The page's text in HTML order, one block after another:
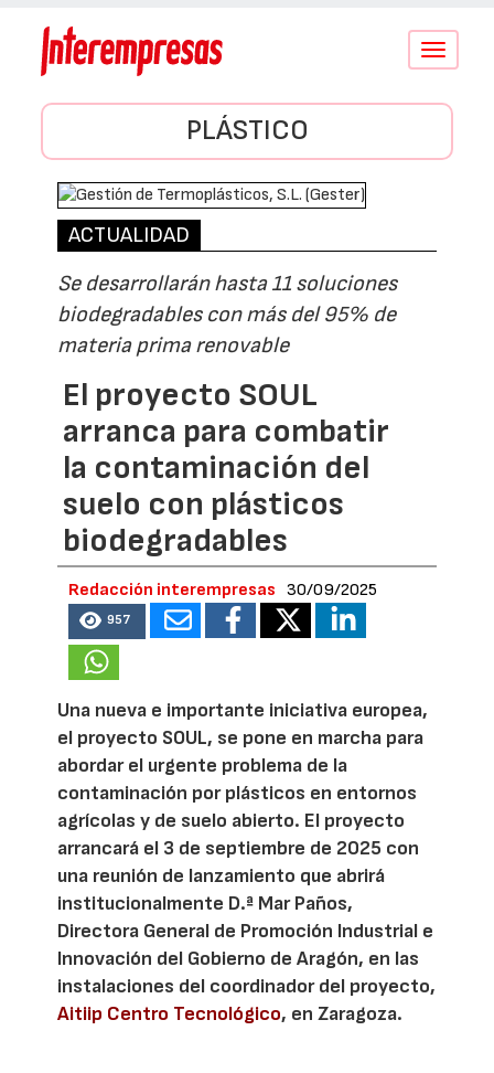
Conmutar
PLÁSTICO
ACTUALIDAD
Se desarrollarán hasta 11 soluciones
biodegradables con más del 95% de
materia prima renovable
El proyecto SOUL
arranca para combatir
la contaminación del
suelo con plásticos
biodegradables
Redacción interempresas 30/09/2025
957
Una nueva e importante iniciativa europea,
el proyecto SOUL, se pone en marcha para
abordar el urgente problema de la
contaminación por plásticos en entornos
agrícolas y de suelo abierto. El proyecto
arrancará el 3 de septiembre de 2025 con
una reunión de lanzamiento que abrirá
institucionalmente D.ª Mar Paños,
Directora General de Promoción Industrial e
Innovación del Gobierno de Aragón, en las
instalaciones del coordinador del proyecto,
Aitiip Centro Tecnológico, en Zaragoza.